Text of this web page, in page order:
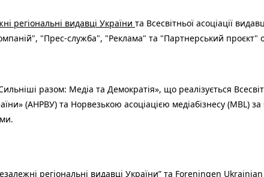
регіональні видавці України та Всесвітньої асоціації
"Прес-служба", "Реклама" та "Партнерський проєкт"
разом: Медіа та Демократія», що реалізується
(АНРВУ) та Норвезькою асоціацією медіабізнесу (MBL)
регіональні видавці України” та Foreningen